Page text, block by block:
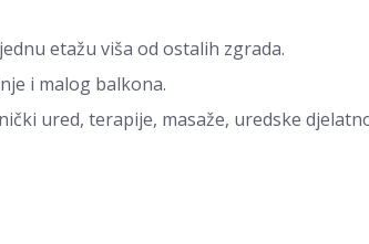
etažu viša od ostalih zgrada.
i malog balkona.
ured, terapije, masaže, uredske